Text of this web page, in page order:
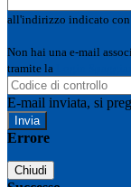
all'indirizzo indicato con
Non hai una e-mail
tramite la
E-mail inviata, si
Errore
Chiudi